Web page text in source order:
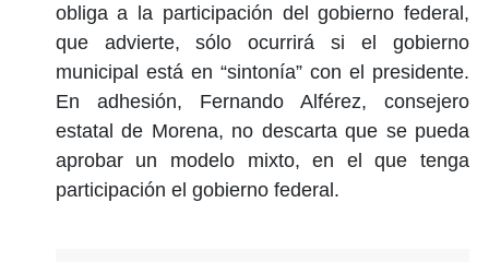
obliga a la participación del gobierno federal,
que advierte, sólo ocurrirá si el gobierno
municipal está en “sintonía” con el presidente.
En adhesión, Fernando Alférez, consejero
estatal de Morena, no descarta que se pueda
aprobar un modelo mixto, en el que tenga
participación el gobierno federal.